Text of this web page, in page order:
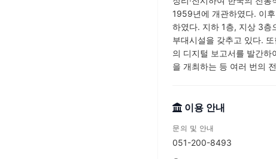
1959년에 개관하였다. 이
하였다. 지하 1층, 지상 3층
부대시설을 갖추고 있다.
의 디지털 보고서를 발간하
을 개최하는 등 여러 번의
이용 안내
문의 및 안내
051-200-8493